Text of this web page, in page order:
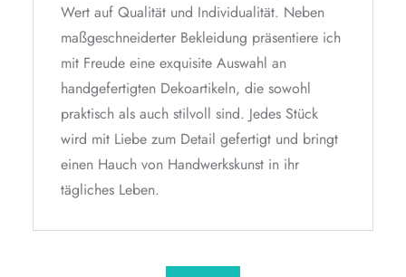
Wert auf Qualität und Individualität. Neben
maßgeschneiderter Bekleidung präsentiere ich
mit Freude eine exquisite Auswahl an
handgefertigten Dekoartikeln, die sowohl
praktisch als auch stilvoll sind. Jedes Stück
wird mit Liebe zum Detail gefertigt und bringt
einen Hauch von Handwerkskunst in ihr
tägliches Leben.